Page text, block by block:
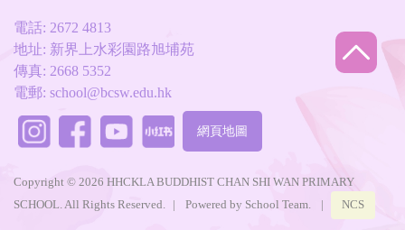
電話: 2672 4813
地址: 新界上水彩園路旭埔苑
傳真: 2668 5352
電郵: school@bcsw.edu.hk
網頁地圖
Copyright © 2026 HHCKLA BUDDHIST CHAN SHI WAN PRIMARY
SCHOOL. All Rights Reserved.
| Powered by School Team | NCS